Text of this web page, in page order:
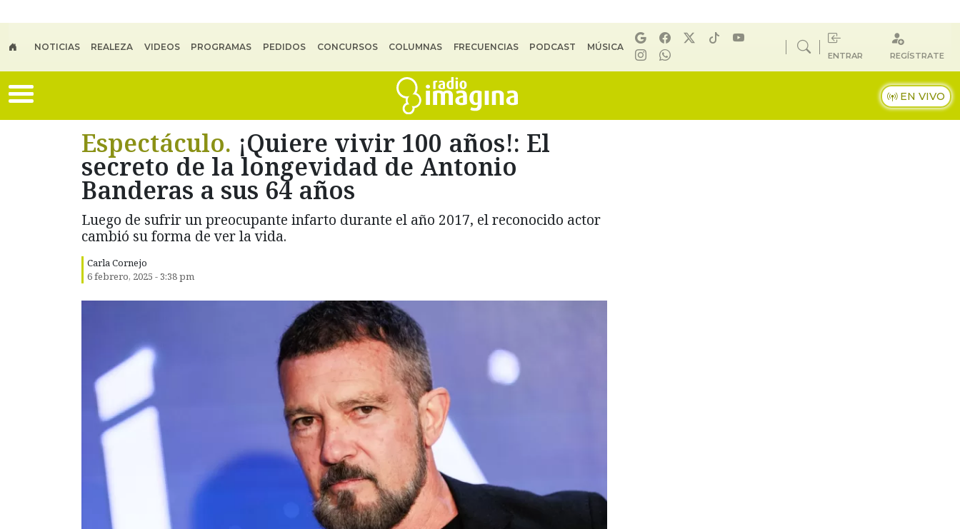
NOTICIAS REALEZA VIDEOS PROGRAMAS PEDIDOS CONCURSOS COLUMNAS FRECUENCIAS PODCAST MÚSICA
ENTRAR REGÍSTRATE
EN VIVO
Espectáculo. ¡Quiere vivir 100 años!: El
secreto de la longevidad de Antonio
Banderas a sus 64 años
Luego de sufrir un preocupante infarto durante el año 2017, el reconocido actor
cambió su forma de ver la vida.
Carla Cornejo
6 febrero, 2025 - 3:38 pm